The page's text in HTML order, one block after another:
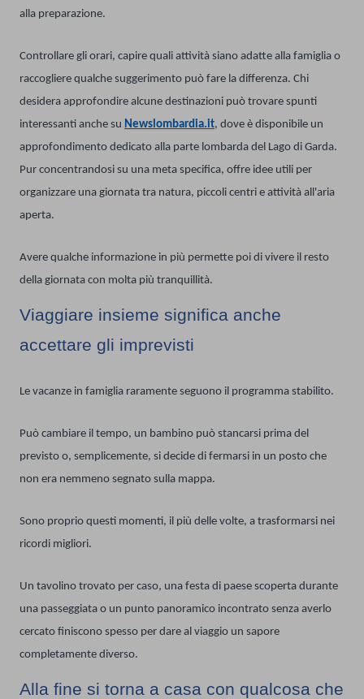
alla preparazione.
Controllare gli orari, capire quali attività siano adatte alla famiglia o
raccogliere qualche suggerimento può fare la differenza. Chi
desidera approfondire alcune destinazioni può trovare spunti
interessanti anche su Newslombardia.it, dove è disponibile un
approfondimento dedicato alla parte lombarda del Lago di Garda.
Pur concentrandosi su una meta specifica, offre idee utili per
organizzare una giornata tra natura, piccoli centri e attività all'aria
aperta.
Avere qualche informazione in più permette poi di vivere il resto
della giornata con molta più tranquillità.
Viaggiare insieme significa anche
accettare gli imprevisti
Le vacanze in famiglia raramente seguono il programma stabilito.
Può cambiare il tempo, un bambino può stancarsi prima del
previsto o, semplicemente, si decide di fermarsi in un posto che
non era nemmeno segnato sulla mappa.
Sono proprio questi momenti, il più delle volte, a trasformarsi nei
ricordi migliori.
Un tavolino trovato per caso, una festa di paese scoperta durante
una passeggiata o un punto panoramico incontrato senza averlo
cercato finiscono spesso per dare al viaggio un sapore
completamente diverso.
Alla fine si torna a casa con qualcosa che